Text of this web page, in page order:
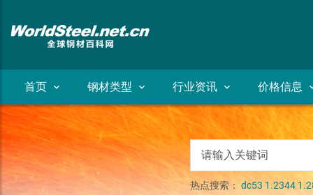
首页 钢材类型 行业资讯 价格信息
热点搜索： dc53 1.2344